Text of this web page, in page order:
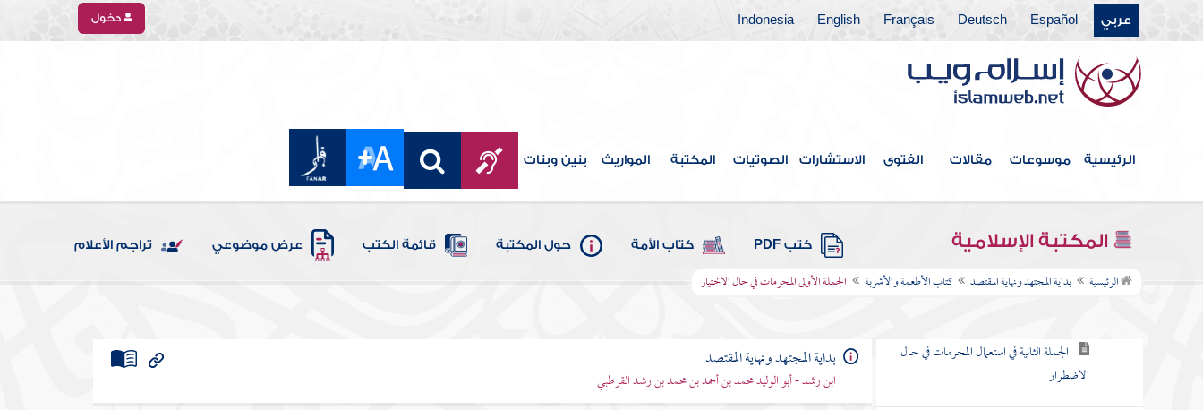
عربي Español
Deutsch
Français
English
Indonesia دخول
الرئيسية موسوعات مقالات الفتوى الاستشارات الصوتيات المكتبة المواريث بنين وبنات
المكتبة الإسلامية كتب PDF كتاب الأمة حول المكتبة قائمة الكتب عرض موضوعي تراجم الأعلام
الرئيسية بداية المجتهد ونهاية المقتصد كتاب الأطعمة والأشربة الجملة الأولى المحرمات في حال الاختيار
كتاب الأيمان
كتاب النذور
كتاب الضحايا
كتاب الصيد
كتاب العقيقة
كتاب الأطعمة والأشربة
الجملة الثانية في استعمال المحرمات في حال
الاضطرار
بداية المجتهد ونهاية المقتصد
ابن رشد - أبو الوليد محمد بن أحمد بن محمد بن رشد القرطبي